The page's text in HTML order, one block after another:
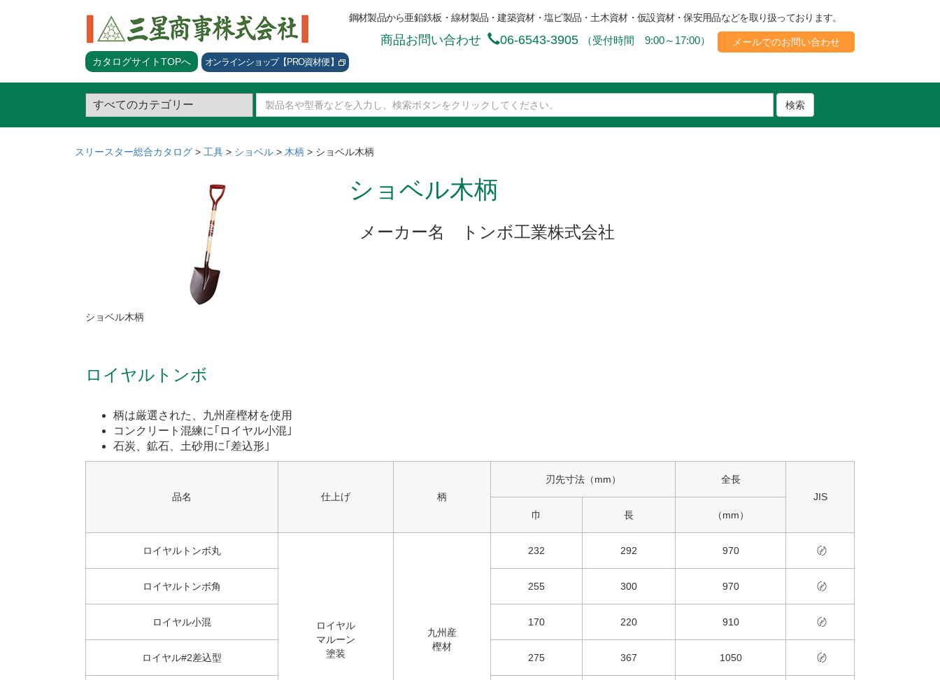
カタログサイトTOPへ オンラインショップ【PRO資材便】
鋼材製品から亜鉛鉄板・線材製品・建築資材・塩ビ製品・土木資材・仮設資材・保安用品などを取り扱っております。
商品お問い合わせ 06-6543-3905 （受付時間 9:00～17:00） メールでのお問い合わせ
検索
スリースター総合カタログ > 工具 > ショベル > 木柄 > ショベル木柄
ショベル木柄
ショベル木柄
メーカー名 トンボ工業株式会社
ロイヤルトンボ
柄は厳選された、九州産樫材を使用
コンクリート混練に｢ロイヤル小混｣
石炭、鉱石、土砂用に｢差込形｣
品名 仕上げ 柄
刃先寸法（mm）
全長
JIS
巾
長 （mm）
ロイヤルトンボ丸
ロイヤル
マルーン
塗装
九州産
樫材
232 292 970 〄
ロイヤルトンボ角 255 300 970 〄
ロイヤル小混 170 220 910 〄
ロイヤル#2差込型 275 367 1050 〄